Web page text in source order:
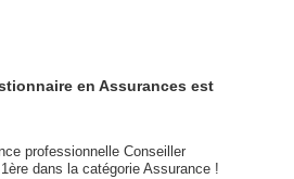
en Assurances est
professionnelle Conseiller
dans la catégorie Assurance !